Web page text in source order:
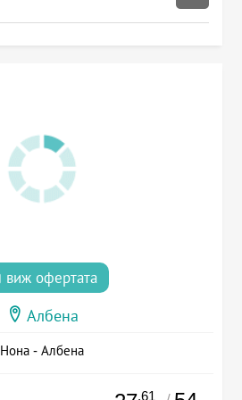
виж офертата
Албена
Нона - Албена
.61